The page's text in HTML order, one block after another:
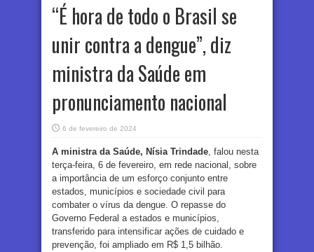
“É hora de todo o Brasil se
unir contra a dengue”, diz
ministra da Saúde em
pronunciamento nacional
6 de fevereiro de 2024
A ministra da Saúde, Nísia Trindade , falou nesta
terça-feira, 6 de fevereiro, em rede nacional, sobre
a importância de um esforço conjunto entre
estados, municípios e sociedade civil para
combater o vírus da dengue. O repasse do
Governo Federal a estados e municípios,
transferido para intensificar ações de cuidado e
prevenção, foi ampliado em R$ 1,5 bilhão.